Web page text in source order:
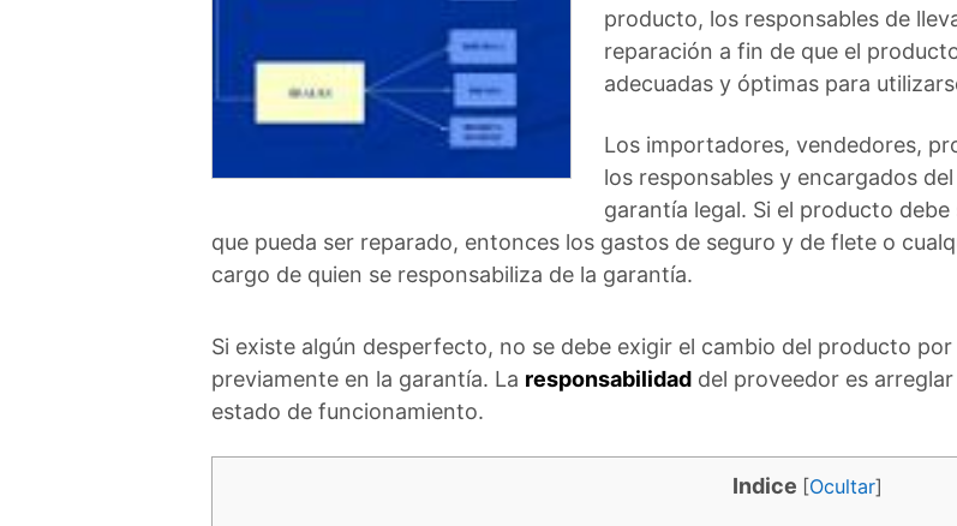
producto, los responsables de
reparación a fin de que el
adecuadas y óptimas para
Los importadores, vendedores,
los responsables y encargados
garantía legal. Si el producto
que pueda ser reparado, entonces los gastos de seguro y de flete o
cargo de quien se responsabiliza de la garantía.
Si existe algún desperfecto, no se debe exigir el cambio del producto
previamente en la garantía. La responsabilidad del proveedor es
estado de funcionamiento.
Indice [Ocultar]